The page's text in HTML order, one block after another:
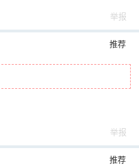
举报
推荐
举报
推荐